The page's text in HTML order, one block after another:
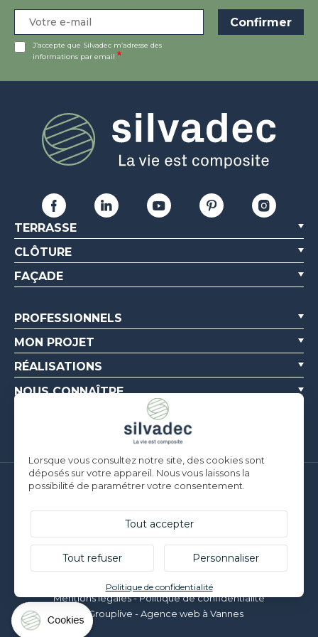
J’accepte que Silvadec m’adresse des
informations par email
TERRASSE
CLÔTURE
FAÇADE
PROFESSIONNELS
MON PROJET
RÉALISATIONS
NOUS CONNAÎTRE
Silvadec France
F-56190 ARZAL |T. +33 (0)2 97 450 900
Silvadec Deutschland
Ludwig-Erhard-Straße 3
© Silvadec - Tous droits réservés - Photos non contractuelles
Mentions légales-Politique de confidentialité
Grouplive - Agence web à Vannes
Lorsque vous consultez notre site, des cookies sont
déposés sur votre appareil. Nous vous laissons la
possibilité de paramétrer votre consentement.
Tout accepter
Tout refuser Personnaliser
Politique de confidentialité